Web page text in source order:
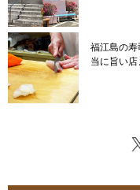
福江島の
当に旨い店
X